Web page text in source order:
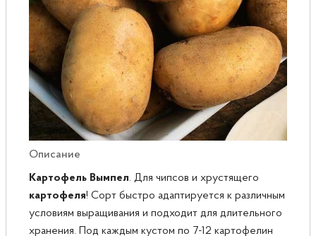
Сирень
Описание
Картофель Вымпел. Для чипсов и хрустящего
картофеля! Сорт быстро адаптируется к различным
условиям выращивания и подходит для длительного
хранения. Под каждым кустом по 7-12 картофелин